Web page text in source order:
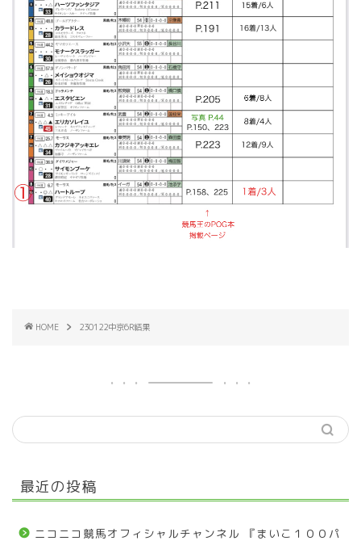
HOME 230122中京6R結果
最近の投稿
ニコニコ競馬オフィシャルチャンネル 『まいこ１００パ